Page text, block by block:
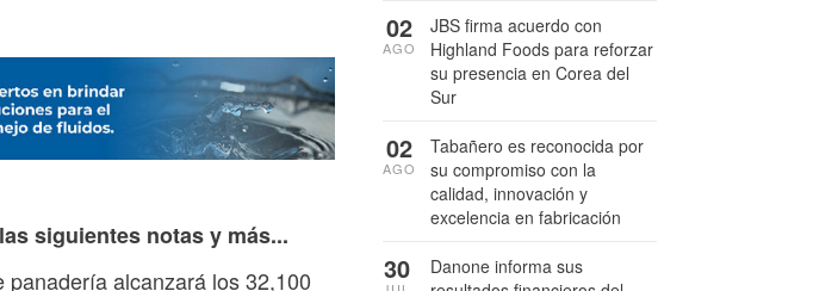
siguientes notas y más...
alcanzará los 32,100
JBS firma acuerdo con
Highland Foods para reforzar
su presencia en Corea del
Sur
02
AGO
Tabañero es reconocida por
su compromiso con la
calidad, innovación y
excelencia en fabricación
02
AGO
Danone informa sus
30